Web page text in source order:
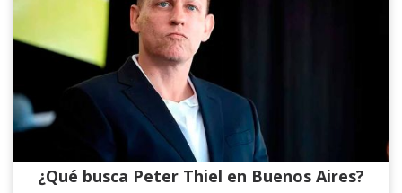
¿Qué busca Peter Thiel en Buenos Aires?